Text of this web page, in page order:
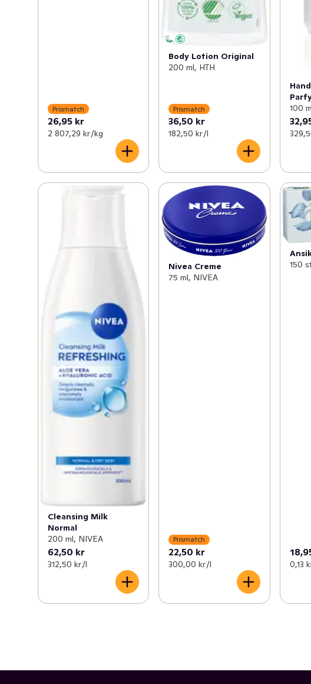
Prismatch
26,95 kr
2 807,29 kr /kg
Body Lotion Original
200 ml, HTH
Prismatch
36,50 kr
182,50 kr /l
100
Cleansing Milk
Normal
200 ml, NIVEA
62,50 kr
312,50 kr /l
Nivea Creme
75 ml, NIVEA
Prismatch
22,50 kr
300,00 kr /l
150
0,13